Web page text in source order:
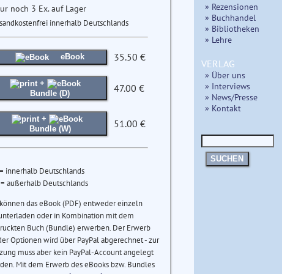
noch 3 Ex. auf Lager
innerhalb Deutschlands
eBook 35.50 €
+
Bundle (D)
47.00 €
+
Bundle (W)
51.00 €
innerhalb Deutschlands
außerhalb Deutschlands
das eBook (PDF) entweder einzeln
oder in Kombination mit dem
Buch (Bundle) erwerben. Der Erwerb
Optionen wird über PayPal abgerechnet - zur
muss aber kein PayPal-Account angelegt
Mit dem Erwerb des eBooks bzw. Bundles
» Rezensionen
» Buchhandel
» Bibliotheken
» Lehre
VERLAG
» Über uns
» Interviews
» News/Presse
» Kontakt
SUCHEN